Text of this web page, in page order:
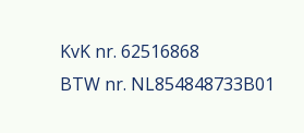
KvK nr. 62516868
BTW nr. NL854848733B01